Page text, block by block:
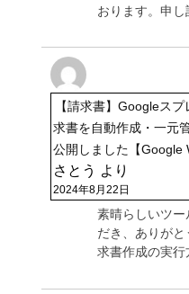
おります。申し
【請求書】Googleス
求書を自動作成・一元
公開しました【Google
さとう より
2024年8月22日
素晴らしいツー
だき、ありが
求書作成の実